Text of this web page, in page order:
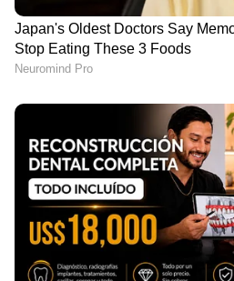
അമ്മയുമായി നടത്തിയ
'ഡിമാൻ്റ് പരാമർശം;
സ്ഥലംമാറ്റി|Kollam